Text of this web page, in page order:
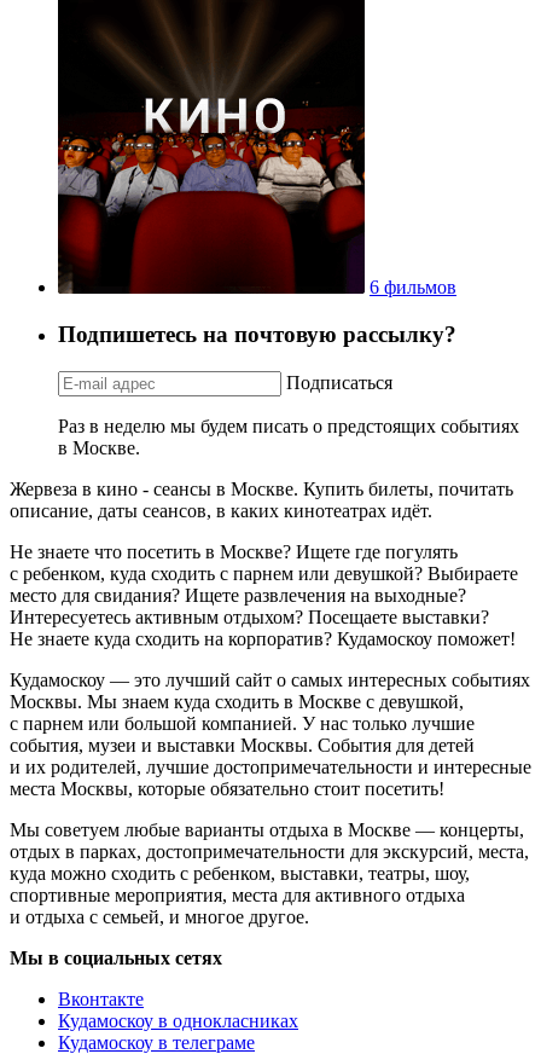
6 фильмов
Подпишетесь на почтовую рассылку?
Подписаться
Раз в неделю мы будем писать о предстоящих событиях
в Москве.
Жервеза в кино - сеансы в Москве. Купить билеты, почитать
описание, даты сеансов, в каких кинотеатрах идёт.
Не знаете что посетить в Москве? Ищете где погулять
с ребенком, куда сходить с парнем или девушкой? Выбираете
место для свидания? Ищете развлечения на выходные?
Интересуетесь активным отдыхом? Посещаете выставки?
Не знаете куда сходить на корпоратив? Кудамоскоу поможет!
Кудамоскоу — это лучший сайт о самых интересных событиях
Москвы. Мы знаем куда сходить в Москве с девушкой,
с парнем или большой компанией. У нас только лучшие
события, музеи и выставки Москвы. События для детей
и их родителей, лучшие достопримечательности и интересные
места Москвы, которые обязательно стоит посетить!
Мы советуем любые варианты отдыха в Москве — концерты,
отдых в парках, достопримечательности для экскурсий, места,
куда можно сходить с ребенком, выставки, театры, шоу,
спортивные мероприятия, места для активного отдыха
и отдыха с семьей, и многое другое.
Мы в социальных сетях
Вконтакте
Кудамоскоу в однокласниках
Кудамоскоу в телеграме